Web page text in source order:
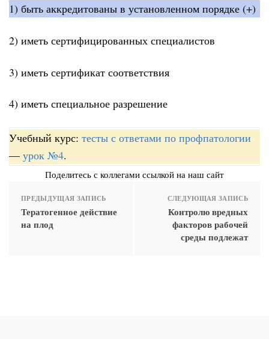
1) быть аккредитованы в установленном порядке (+)
2) иметь сертифицированных специалистов
3) иметь сертификат соответствия
4) иметь специальное разрешение
Учебный курс: тесты с ответами по профпатологии
— урок №4.
Поделитесь с коллегами ссылкой на наш сайт
ПРЕДЫДУЩАЯ ЗАПИСЬ
Тератогенное действие
на плод
СЛЕДУЮЩАЯ ЗАПИСЬ
Контролю вредных
факторов рабочей
среды подлежат